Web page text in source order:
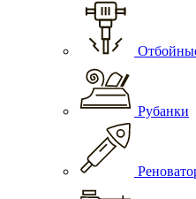
Рубанки